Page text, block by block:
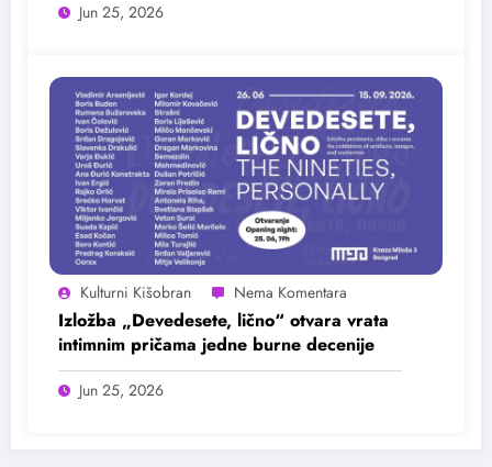
Jun 25, 2026
Kulturni Kišobran
Izložba „Devedesete, lično“ otvara vrata
intimnim pričama jedne burne decenije
Jun 25, 2026